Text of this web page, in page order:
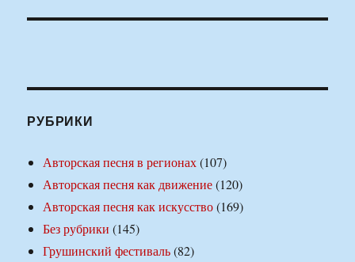
РУБРИКИ
Авторская песня в регионах(107)
Авторская песня как движение(120)
Авторская песня как искусство(169)
Без рубрики (145)
Грушинский фестиваль(82)